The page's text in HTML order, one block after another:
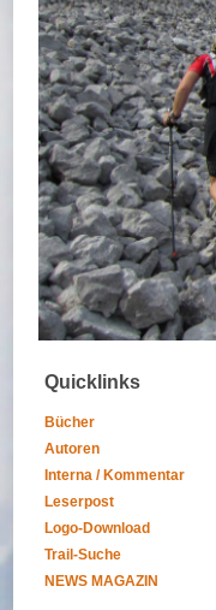
Quicklinks
Bücher
Autoren
Interna / Kommentar
Leserpost
Logo-Download
Trail-Suche
NEWS MAGAZIN